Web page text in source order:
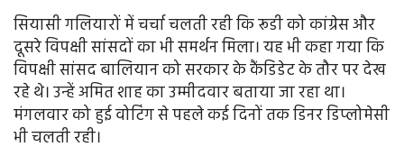
सियासी गलियारों में चर्चा चलती रही कि रूडी को कांग्रेस और
दूसरे विपक्षी सांसदों का भी समर्थन मिला। यह भी कहा गया कि
विपक्षी सांसद बालियान को सरकार के कैंडिडेट के तौर पर देख
रहे थे। उन्हें अमित शाह का उम्मीदवार बताया जा रहा था।
मंगलवार को हुई वोटिंग से पहले कई दिनों तक डिनर डिप्लोमेसी
भी चलती रही।